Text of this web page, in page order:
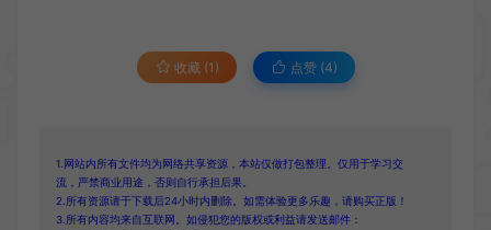
收藏 (1) 点赞 (4)
1.网站内所有文件均为网络共享资源，本站仅做打包整理。仅用于学习交
流，严禁商业用途，否则自行承担后果。
2.所有资源请于下载后24小时内删除。如需体验更多乐趣，请购买正版！
3.所有内容均来自互联网。如侵犯您的版权或利益请发送邮件：